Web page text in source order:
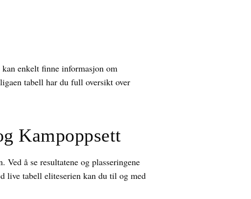
enkelt finne informasjon om
tabell har du full oversikt over
Kampoppsett
å se resultatene og plasseringene
live tabell eliteserien kan du til og med